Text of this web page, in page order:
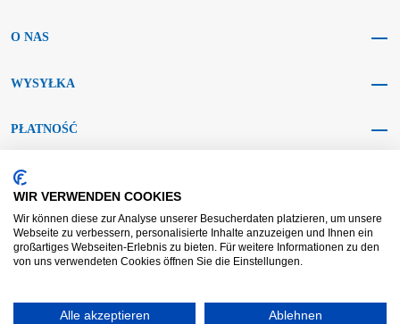
O NAS
WYSYŁKA
PŁATNOŚĆ
MEDIA SPOŁECZNOŚCIOWE
Ochrona danych
WIR VERWENDEN COOKIES
Wir können diese zur Analyse unserer Besucherdaten platzieren, um unsere
Webseite zu verbessern, personalisierte Inhalte anzuzeigen und Ihnen ein
großartiges Webseiten-Erlebnis zu bieten. Für weitere Informationen zu den
von uns verwendeten Cookies öffnen Sie die Einstellungen.
Alle akzeptieren Ablehnen